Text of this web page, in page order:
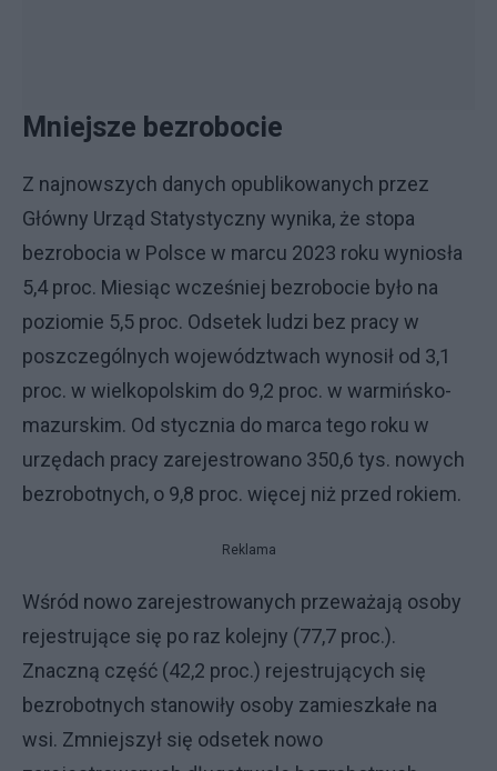
Mniejsze bezrobocie
Z najnowszych danych opublikowanych przez
Główny Urząd Statystyczny wynika, że stopa
bezrobocia w Polsce w marcu 2023 roku wyniosła
5,4 proc. Miesiąc wcześniej bezrobocie było na
poziomie 5,5 proc. Odsetek ludzi bez pracy w
poszczególnych województwach wynosił od 3,1
proc. w wielkopolskim do 9,2 proc. w warmińsko-
mazurskim. Od stycznia do marca tego roku w
urzędach pracy zarejestrowano 350,6 tys. nowych
bezrobotnych, o 9,8 proc. więcej niż przed rokiem.
Reklama
Wśród nowo zarejestrowanych przeważają osoby
rejestrujące się po raz kolejny (77,7 proc.).
Znaczną część (42,2 proc.) rejestrujących się
bezrobotnych stanowiły osoby zamieszkałe na
wsi. Zmniejszył się odsetek nowo